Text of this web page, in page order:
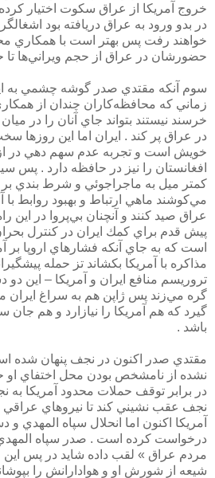
خروج آمريكا از عراق سكوت اختيار
در بدو ورود به عراق دريافته بود
خواهند رفت پس بهتر است با همكاري
حضورشان در عراق از حجم ويراني‌ها تا
سوم آنكه مقتدي صدر گوشه چشمي به
زماني كه محافظه‌كاران چندان از
خرسند نيستند بتواند جاي آنان را در
در عراق پر كند . ايران اما اين روزها
خويش است و تجربه عدم سهم دهي در
افغانستان را نيز در حافظه دارد . پس
كمتر ميل به ماجراجوئي و شرط بندي بر
مي‌كوشند ماهي ارتباط و بهبود روابط با
عراق صيد كنند و آنچنان بي‌پروا در اين
پيش قدم براي كمك ايران در كنترل
است كه به جاي آنكه فشارهاي اروپا بر
مذاكره با آمريكا بكشاند تز حمله
تروريسم منافع ايران و آمريكا – اين
گره مي‌زند پس ژاپن هم به سراغ ايران
گيرد كه هم آمريكا را نيازارد و هم جان
باشد .
مقتدي صدر اكنون در نجف پنهان شده
نشده از نامشخص بودن محل اختفاي او
در برابر توقف حملات محدود آمريكا به
نجف عقب نشيني كند تا نيروهاي عراقي
آمريكا اكنون اما انحلال سپاه المهدي و
درخواست كرده است . صدر سپاه
مردم عراق » لقب داده شايد در پس اين
شيعه از شورش او و هوادارانش را